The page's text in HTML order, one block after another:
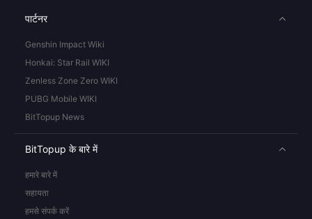
पार्टनर
Genshin Impact Wiki
Honkai: Star Rail WIKI
Zenless Zone Zero WIKI
PUBG Mobile WIKI
BitTopup News
BitTopup के बारे में
हमारे बारे में
सहायता
हमसे संपर्क करें